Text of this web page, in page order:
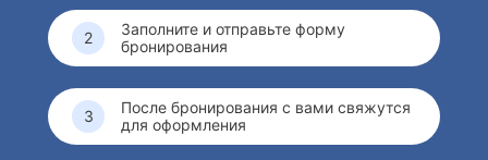
Заполните и отправьте форму
бронирования
После бронирования с вами свяжутся
для оформления